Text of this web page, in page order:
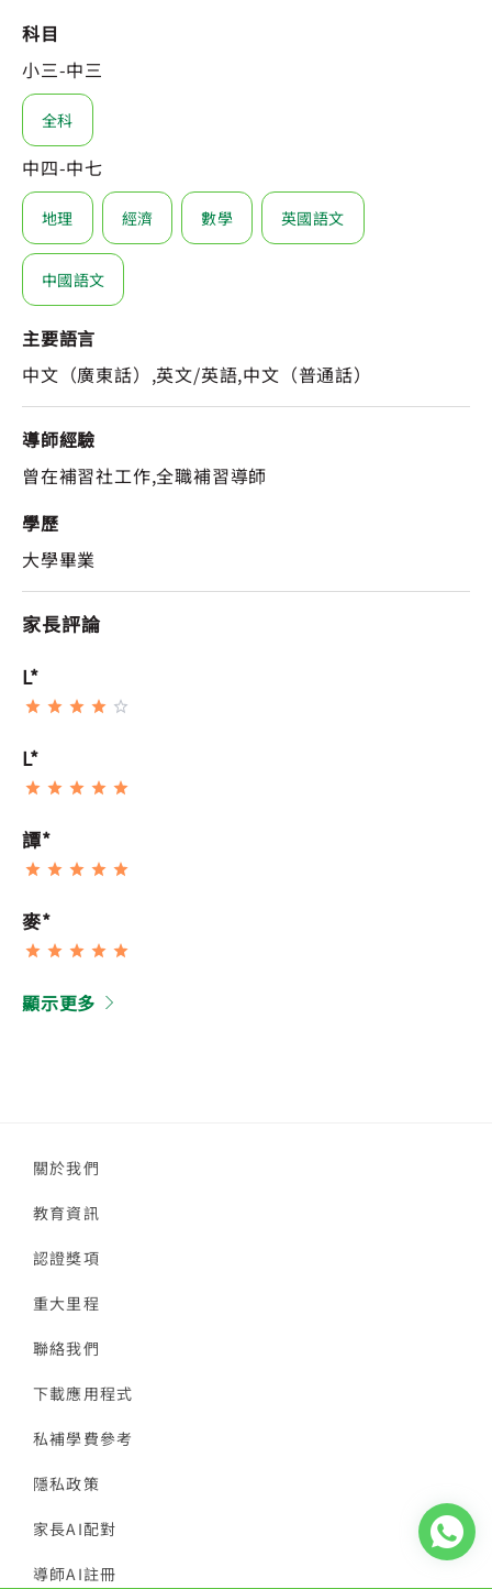
科目
小三-中三
全科
中四-中七
地理 經濟 數學 英國語文
中國語文
主要語言
中文（廣東話）,英文/英語,中文（普通話）
導師經驗
曾在補習社工作,全職補習導師
學歷
大學畢業
家長評論
L*
L*
譚*
麥*
顯示更多
關於我們
教育資訊
認證獎項
重大里程
聯絡我們
下載應用程式
私補學費參考
隱私政策
家長AI配對
導師AI註冊